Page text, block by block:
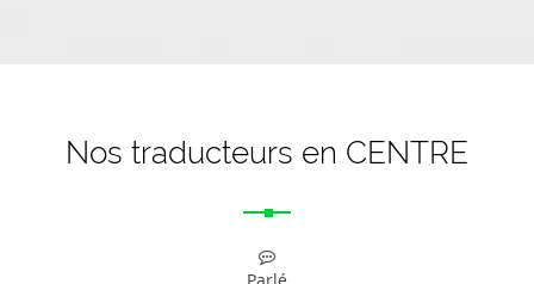
Nos traducteurs en CENTRE